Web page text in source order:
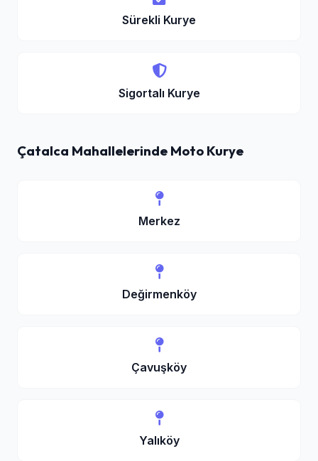
Sürekli Kurye
Sigortalı Kurye
Çatalca Mahallelerinde Moto Kurye
Merkez
Değirmenköy
Çavuşköy
Yalıköy